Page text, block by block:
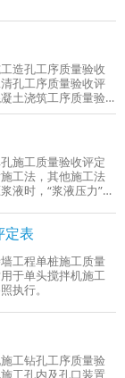
造孔工序质量验收
孔工序质量验收评
土浇筑工序质量验
施工质量验收评定
工法，其他施工法
液时，“浆液压力”为
定表
工程单桩施工质量
于单头搅拌机施工
执行。
工钻孔工序质量验
工孔内及孔口装置